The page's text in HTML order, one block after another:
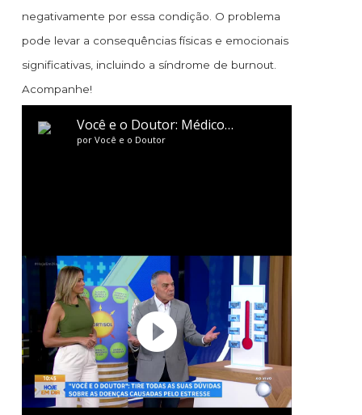
negativamente por essa condição. O problema
pode levar a consequências físicas e emocionais
significativas, incluindo a síndrome de burnout.
Acompanhe!